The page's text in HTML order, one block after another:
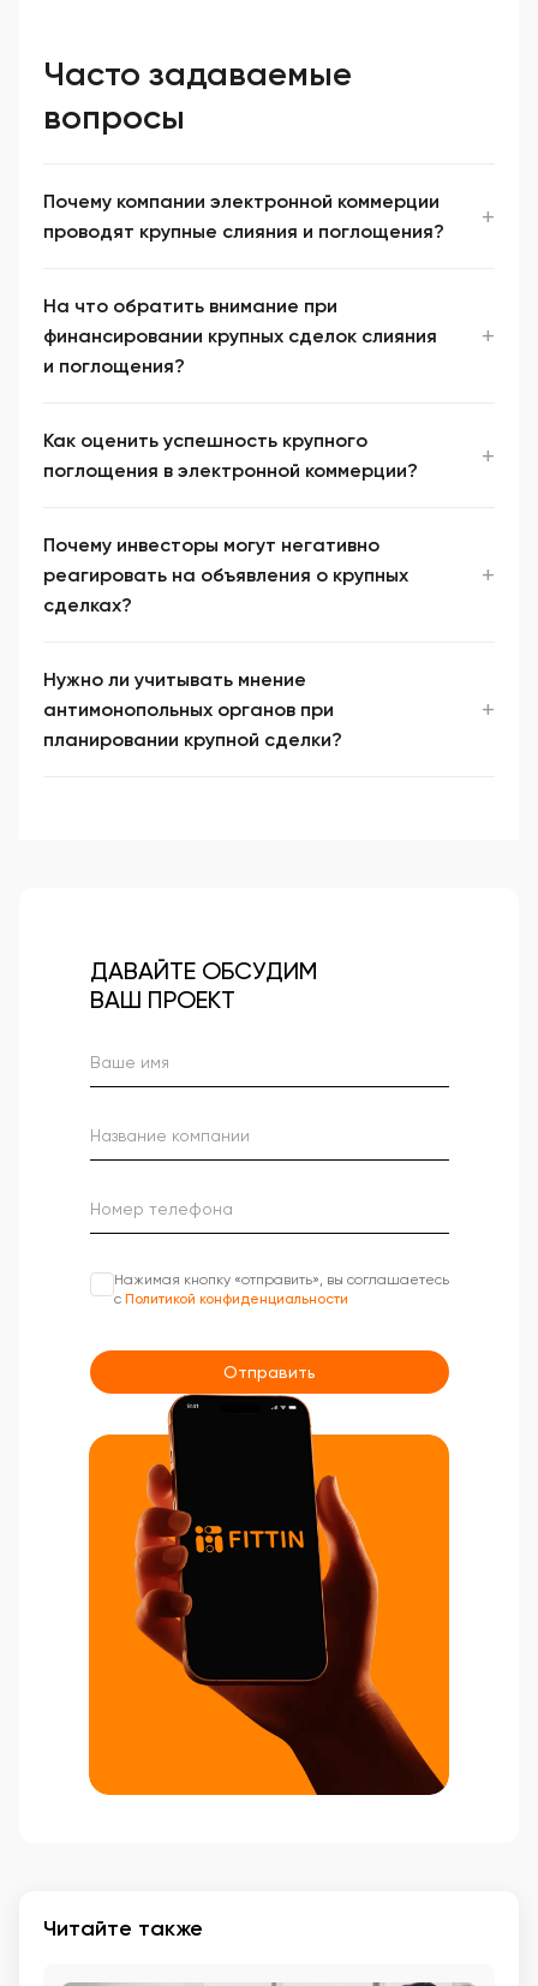
Часто задаваемые
вопросы
Почему компании электронной коммерции
проводят крупные слияния и поглощения?
На что обратить внимание при
финансировании крупных сделок слияния
и поглощения?
Как оценить успешность крупного
поглощения в электронной коммерции?
Почему инвесторы могут негативно
реагировать на объявления о крупных
сделках?
Нужно ли учитывать мнение
антимонопольных органов при
планировании крупной сделки?
ДАВАЙТЕ ОБСУДИМ
ВАШ ПРОЕКТ
Нажимая кнопку «отправить», вы соглашаетесь
с Политикой конфиденциальности
Отправить
Читайте также